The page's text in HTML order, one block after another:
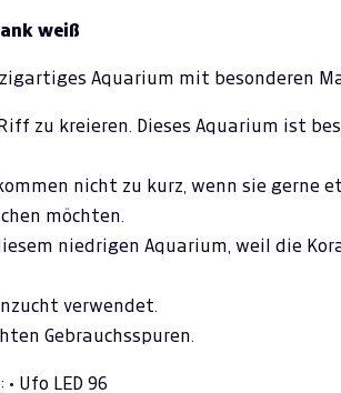
weiß
Aquarium mit besonderen
zu kreieren. Dieses Aquarium ist
nicht zu kurz, wenn sie gerne
möchten.
niedrigen Aquarium, weil die
verwendet.
Gebrauchsspuren.
Ufo LED 96